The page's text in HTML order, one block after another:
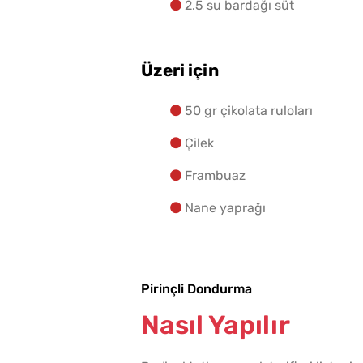
2.5 su bardağı süt
Üzeri için
50 gr çikolata ruloları
Çilek
Frambuaz
Nane yaprağı
Pirinçli Dondurma
Nasıl Yapılır